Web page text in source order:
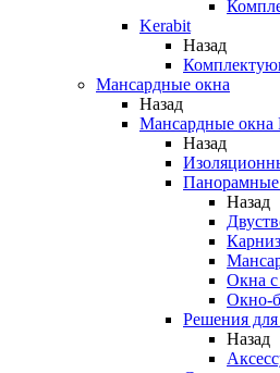
Kerabit
Назад
Мансардные окна
Назад
Мансардные окна
Назад
Панорамные
Назад
Окна с
Окно-
Решения
Назад